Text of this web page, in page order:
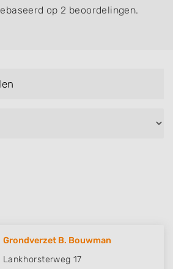
op 2 beoordelingen.
Grondverzet B. Bouwman
Lankhorsterweg 17